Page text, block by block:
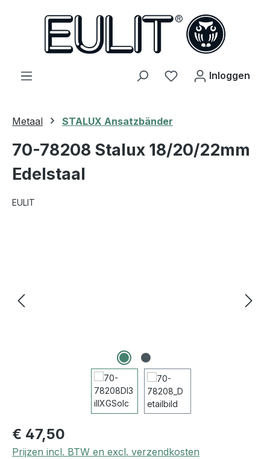
Je hebt 0 items op
Inloggen
Metaal STALUX Ansatzbänder
70-78208 Stalux 18/20/22mm
Edelstaal
EULIT
€ 47,50
Prijzen incl. BTW en excl. verzendkosten